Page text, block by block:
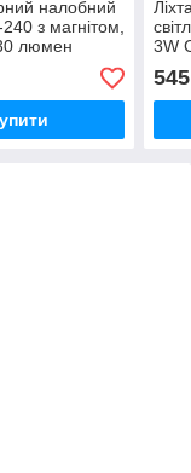
налобний
з магнітом,
люмен
3W
545